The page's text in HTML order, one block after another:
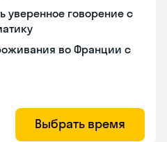
уверенное говорение с
во Франции с
Выбрать время